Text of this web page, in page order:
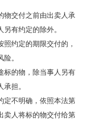
物交付之前由出卖人承
有约定的除外。
照约定的期限交付的，
。
标的物，除当事人另有
担。
不明确，依照本法第
卖人将标的物交付给第